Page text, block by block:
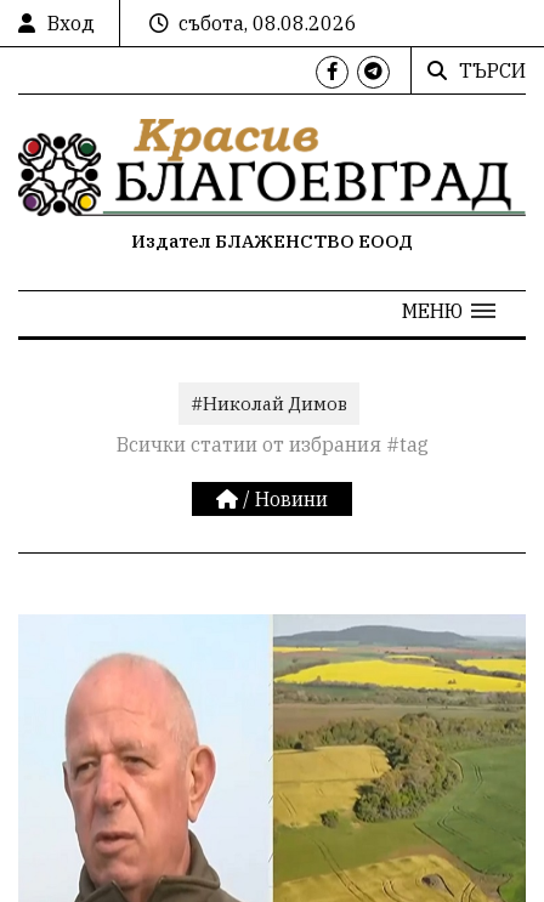
Вход
събота, 08.08.2026
ТЪРСИ
Издател БЛАЖЕНСТВО ЕООД
МЕНЮ
#Николай Димов
Всички статии от избрания #tag
/ Новини